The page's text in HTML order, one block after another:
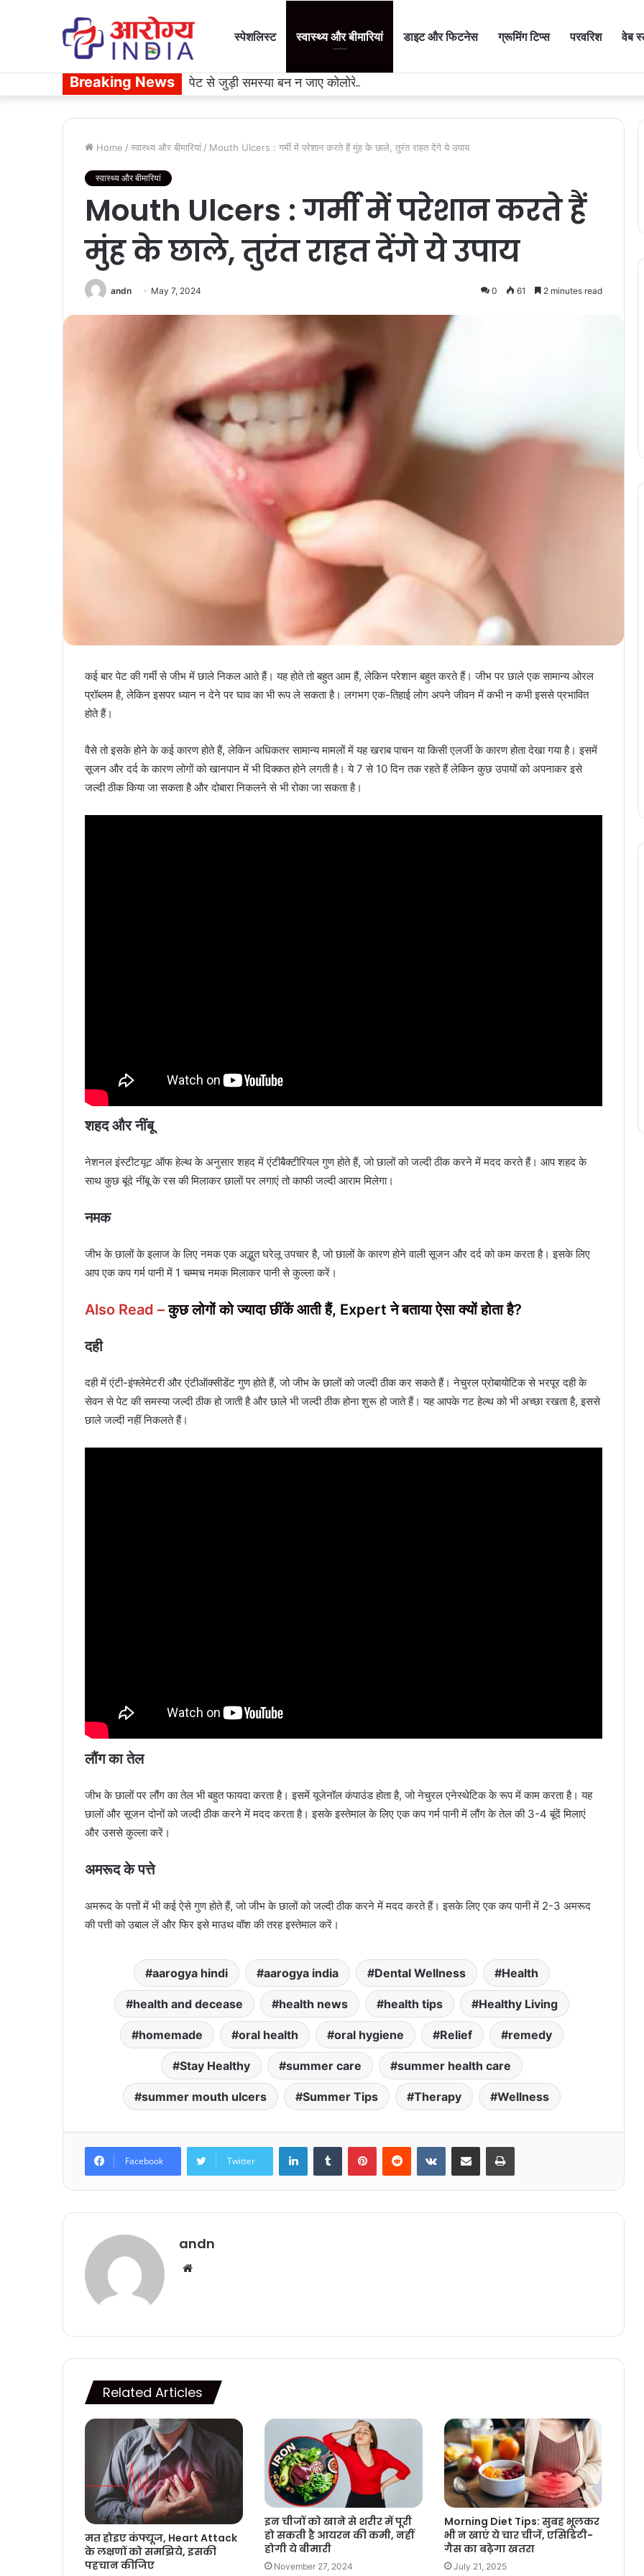
स्पेशलिस्ट स्वास्थ्य और बीमारियां डाइट और फिटनेस ग्रूमिंग टिप्स परवरिश वेब
Breaking News पेट से जुड़ी समस्या बन न जाए कोलोरेक्टल कैंसर की वजह, जान लीजिए टेस्ट कराने का समय
Home / स्वास्थ्य और बीमारियां / Mouth Ulcers : गर्मी में परेशान करते हैं मुंह के छाले, तुरंत राहत देंगे ये उपाय
स्वास्थ्य और बीमारियां
Mouth Ulcers : गर्मी में परेशान करते हैं
मुंह के छाले, तुरंत राहत देंगे ये उपाय
andn May 7, 2024 0 61 2 minutes read
कई बार पेट की गर्मी से जीभ में छाले निकल आते हैं। यह होते तो बहुत आम हैं, लेकिन परेशान बहुत करते हैं। जीभ पर छाले एक सामान्य ओरल
प्रॉब्लम है, लेकिन इसपर ध्यान न देने पर घाव का भी रूप ले सकता है। लगभग एक-तिहाई लोग अपने जीवन में कभी न कभी इससे प्रभावित
होते हैं।
वैसे तो इसके होने के कई कारण होते हैं, लेकिन अधिकतर सामान्य मामलों में यह खराब पाचन या किसी एलर्जी के कारण होता देखा गया है। इसमें
सूजन और दर्द के कारण लोगों को खानपान में भी दिक्कत होने लगती है। ये 7 से 10 दिन तक रहते हैं लेकिन कुछ उपायों को अपनाकर इसे
जल्दी ठीक किया जा सकता है और दोबारा निकलने से भी रोका जा सकता है।
शहद और नींबू
नेशनल इंस्टीटयूट ऑफ हेल्थ के अनुसार शहद में एंटीबैक्टीरियल गुण होते हैं, जो छालों को जल्दी ठीक करने में मदद करते हैं। आप शहद के
साथ कुछ बूंदे नींबू के रस की मिलाकर छालों पर लगाएं तो काफी जल्दी आराम मिलेगा।
नमक
जीभ के छालों के इलाज के लिए नमक एक अद्भुत घरेलू उपचार है, जो छालों के कारण होने वाली सूजन और दर्द को कम करता है। इसके लिए
आप एक कप गर्म पानी में 1 चम्मच नमक मिलाकर पानी से कुल्ला करें।
Also Read –कुछ लोगों को ज्यादा छींकें आती हैं, Expert ने बताया ऐसा क्यों होता है?
दही
दही में एंटी-इंफ्लेमेटरी और एंटीऑक्सीडेंट गुण होते हैं, जो जीभ के छालों को जल्दी ठीक कर सकते हैं। नेचुरल प्रोबायोटिक से भरपूर दही के
सेवन से पेट की समस्या जल्दी ठीक हो जाती है और छाले भी जल्दी ठीक होना शुरू हो जाते हैं। यह आपके गट हेल्थ को भी अच्छा रखता है, इससे
छाले जल्दी नहीं निकलते हैं।
लौंग का तेल
जीभ के छालों पर लौंग का तेल भी बहुत फायदा करता है। इसमें यूजेनॉल कंपाउंड होता है, जो नेचुरल एनेस्थेटिक के रूप में काम करता है। यह
छालों और सूजन दोनों को जल्दी ठीक करने में मदद करता है। इसके इस्तेमाल के लिए एक कप गर्म पानी में लौंग के तेल की 3-4 बूंदें मिलाएं
और उससे कुल्ला करें।
अमरूद के पत्ते
अमरूद के पत्तों में भी कई ऐसे गुण होते हैं, जो जीभ के छालों को जल्दी ठीक करने में मदद करते हैं। इसके लिए एक कप पानी में 2-3 अमरूद
की पत्ती को उबाल लें और फिर इसे माउथ वॉश की तरह इस्तेमाल करें।
aarogya hindi aarogya india Dental Wellness Health
health and decease health news health tips Healthy Living
homemade oral health oral hygiene Relief remedy
Stay Healthy summer care summer health care
summer mouth ulcers Summer Tips Therapy Wellness
Facebook Twitter
LinkedInTumblr PinterestReddit VKontakteShare via Email Print
andn
Website
Related Articles
मत होइए कंफ्यूज, Heart Attack
के लक्षणों को समझिये, इसकी
पहचान कीजिए
इन चीजों को खाने से शरीर में पूरी
हो सकती है आयरन की कमी, नहीं
होगी ये बीमारी
November 27, 2024
Morning Diet Tips: सुबह भूलकर
भी न खाएं ये चार चीजें, एसिडिटी-
गैस का बढ़ेगा खतरा
July 21, 2025